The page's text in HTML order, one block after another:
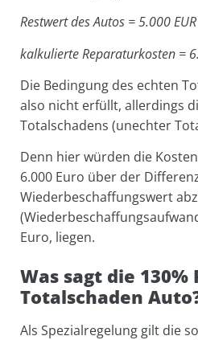
Restwert des Autos = 5.000 EUR
kalkulierte Reparaturkosten =
Die Bedingung des echten
also nicht erfüllt, allerdings
Totalschadens (unechter
Denn hier würden die
6.000 Euro über der
Wiederbeschaffungswert
Euro, liegen.
Was sagt die 130%
Totalschaden
Als Spezialregelung gilt die